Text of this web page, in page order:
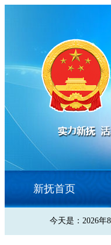
新抚首页
今天是：2026年